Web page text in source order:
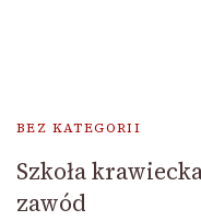
BEZ KATEGORII
Szkoła
zawód